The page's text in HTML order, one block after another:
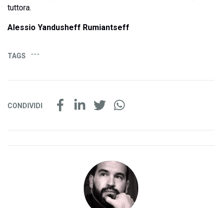
tuttora.
Alessio Yandusheff Rumiantseff
TAGS ---
CONDIVIDI